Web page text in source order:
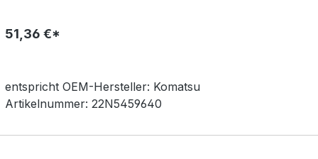
51,36 €*
entspricht OEM-Hersteller: Komatsu
Artikelnummer: 22N5459640